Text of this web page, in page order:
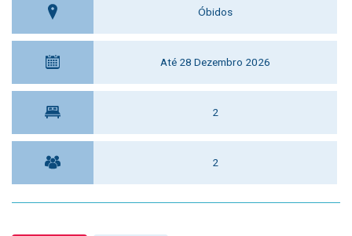
Óbidos
Até 28 Dezembro 2026
2
2